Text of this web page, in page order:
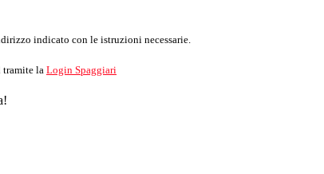
indicato con le istruzioni necessarie.
tramite la Login Spaggiari